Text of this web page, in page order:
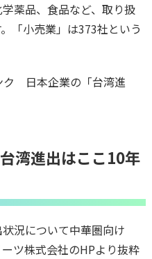
薬品、食品など、取り扱
「小売業」は373社という
ク 日本企業の「台湾進
湾進出はここ10年
況について中華圏向け
ツ株式会社のHPより抜粋